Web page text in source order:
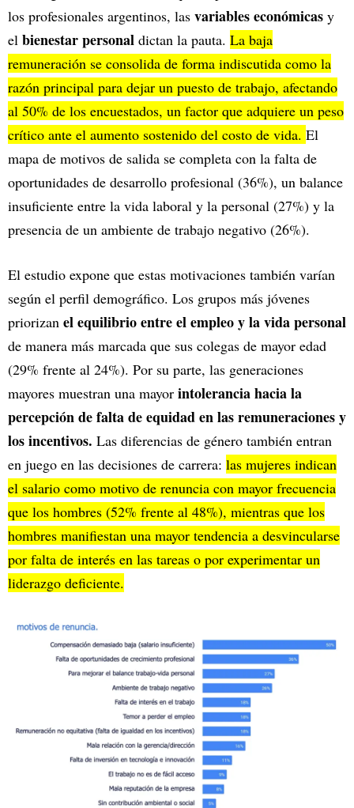
los profesionales argentinos, las variables económicas y
el bienestar personal dictan la pauta. La baja
remuneración se consolida de forma indiscutida como la
razón principal para dejar un puesto de trabajo, afectando
al 50% de los encuestados, un factor que adquiere un peso
crítico ante el aumento sostenido del costo de vida. El
mapa de motivos de salida se completa con la falta de
oportunidades de desarrollo profesional (36%), un balance
insuficiente entre la vida laboral y la personal (27%) y la
presencia de un ambiente de trabajo negativo (26%).
El estudio expone que estas motivaciones también varían
según el perfil demográfico. Los grupos más jóvenes
priorizan el equilibrio entre el empleo y la vida personal
de manera más marcada que sus colegas de mayor edad
(29% frente al 24%). Por su parte, las generaciones
mayores muestran una mayor intolerancia hacia la
percepción de falta de equidad en las remuneraciones y
los incentivos. Las diferencias de género también entran
en juego en las decisiones de carrera: las mujeres indican
el salario como motivo de renuncia con mayor frecuencia
que los hombres (52% frente al 48%), mientras que los
hombres manifiestan una mayor tendencia a desvincularse
por falta de interés en las tareas o por experimentar un
liderazgo deficiente.